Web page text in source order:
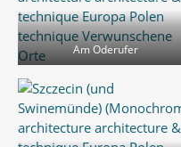
Am Oderufer